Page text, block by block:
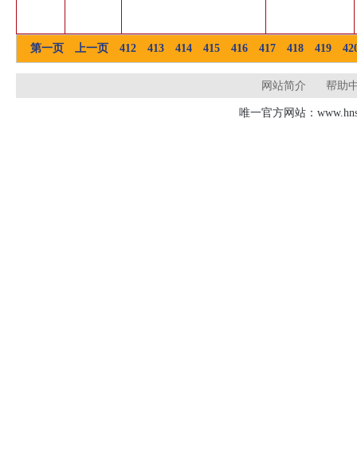
第一页 上一页 412 413 414 415 416 417 418 419
网站简介 帮助
唯一官方网站：